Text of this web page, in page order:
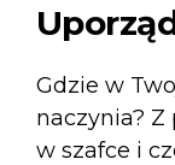
Gdzie w
naczynia?
w szafce i